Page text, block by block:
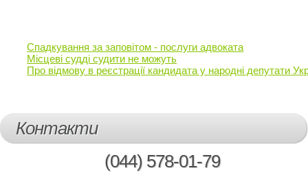
Спадкування за заповітом - послуги адвоката
Місцеві судді судити не можуть
Про відмову в реєстрації кандидата у народні депутати
Контакти
(044) 578-01-79